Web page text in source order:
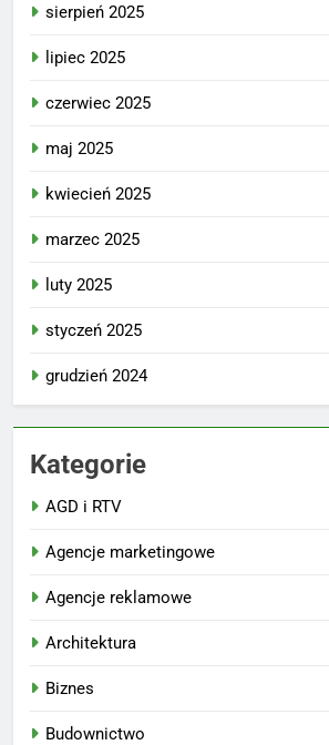
sierpień 2025
lipiec 2025
czerwiec 2025
maj 2025
kwiecień 2025
marzec 2025
luty 2025
styczeń 2025
grudzień 2024
Kategorie
AGD i RTV
Agencje marketingowe
Agencje reklamowe
Architektura
Biznes
Budownictwo